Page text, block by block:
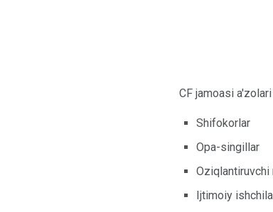
CF jamoasi
Shifokorlar
Opa-singillar
Oziqlantiruvchi
Ijtimoiy